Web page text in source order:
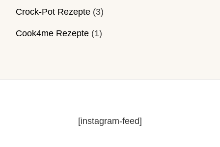
Crock-Pot Rezepte (3)
Cook4me Rezepte (1)
[instagram-feed]